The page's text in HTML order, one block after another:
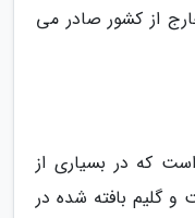
از کشور صادر می
که در بسیاری از
و گلیم بافته شده در